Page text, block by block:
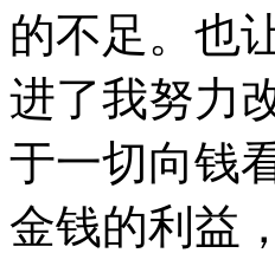
的不足。也
进了我努力
于一切向钱
金钱的利益